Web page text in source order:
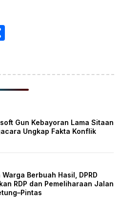
Gun Kebayoran Lama Sitaan
Ungkap Fakta Konflik
Berbuah Hasil, DPRD
RDP dan Pemeliharaan Jalan